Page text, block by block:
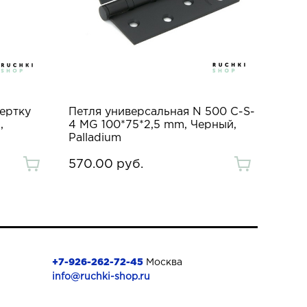
Петля универсальная N 500 C-S-
4 MG 100*75*2,5 mm, Черный,
Palladium
570.00 руб.
+7-926-262-72-45Москва
info@ruchki-shop.ru